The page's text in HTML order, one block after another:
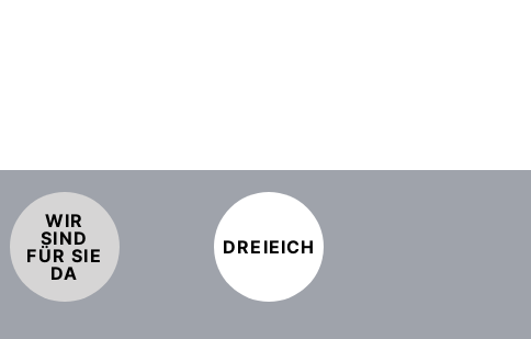
WIR
SIND
FÜR SIE
DA
DREIEICH